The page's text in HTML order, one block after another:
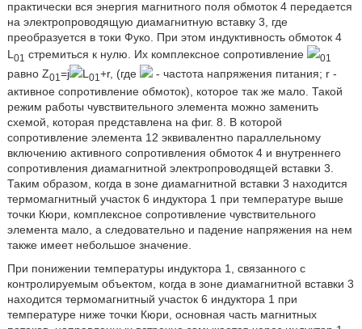
практически вся энергия магнитного поля обмоток 4 передается
на электропроводящую диамагнитную вставку 3, где
преобразуется в токи Фуко. При этом индуктивность обмоток 4
L 01 стремиться к нулю. Их комплексное сопротивление 01
равно Z01 =j L 01 +r, (где
- частота напряжения питания; r -
активное сопротивление обмоток), которое так же мало. Такой
режим работы чувствительного элемента можно заменить
схемой, которая представлена на фиг. 8. В которой
сопротивление элемента 12 эквивалентно параллельному
включению активного сопротивления обмоток 4 и внутреннего
сопротивления диамагнитной электропроводящей вставки 3.
Таким образом, когда в зоне диамагнитной вставки 3 находится
термомагнитный участок 6 индуктора 1 при температуре выше
точки Кюри, комплексное сопротивление чувствительного
элемента мало, а следовательно и падение напряжения на нем
также имеет небольшое значение.
При понижении температуры индуктора 1, связанного с
контролируемым объектом, когда в зоне диамагнитной вставки 3
находится термомагнитный участок 6 индуктора 1 при
температуре ниже точки Кюри, основная часть магнитных